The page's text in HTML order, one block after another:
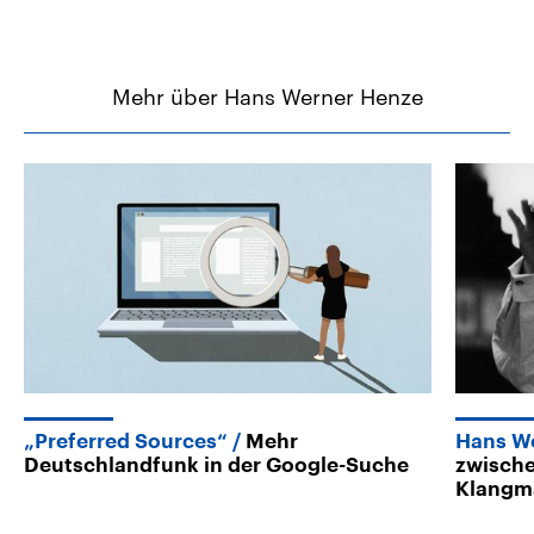
Mehr über Hans Werner Henze
„Preferred Sources“
Mehr
Deutschlandfunk in der Google-Suche
Hans